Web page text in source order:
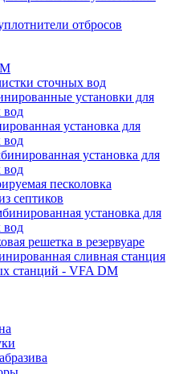
отбросов
сточных вод
установки для
вод
установка для
вод
установка для
вод
песколовка
септиков
установка для
вод
решетка в резервуаре
сливная станция
станций - VFA DM